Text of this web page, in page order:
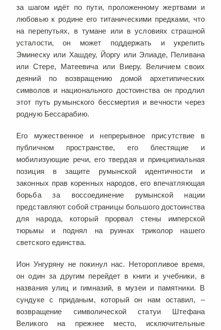
за шагом идёт по пути, проложенному жертвами и
любовью к родине его титаническими предками, что
на перепутьях, в тумане или в условиях страшной
усталости, он может поддержать и укрепить
Эминеску или Хашдеу, Йоргу или Элиаде, Пеливана
или Стере, Матеевича или Виеру. Величием своих
деяний по возвращению домой архетипических
символов и национального достоинства он продлил
этот путь румынского бессмертия и вечности через
родную Бессарабию.
Его мужественное и непрерывное присутствие в
публичном пространстве, его блестящие и
мобилизующие речи, его твердая и принципиальная
позиция в защите румынской идентичности и
законных прав коренных народов, его впечатляющая
борьба за воссоединение румынской нации
представляют собой страницы большого достоинства
для народа, который прорвал стены имперской
тюрьмы и поднял на руинах триколор нашего
светского единства.
Ион Унгуряну не покинул нас. Неторопливое время,
он один за другим перейдет в книги и учебники, в
названия улиц и гимназий, в музеи и памятники. В
сундуке с приданым, который он нам оставил, –
возвращение символической статуи Штефана
Великого на прежнее место, исключительные